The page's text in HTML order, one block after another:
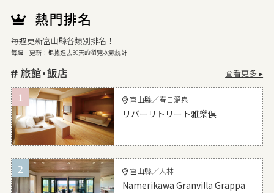
每週更新富山縣各類別排名！
每週一更新：根據過去30天的瀏覽次數統計
查看更多 ▸
1 富山縣／春日溫泉
リバーリトリート雅樂倶
2 富山縣／大林
Namerikawa Granvilla Grappa